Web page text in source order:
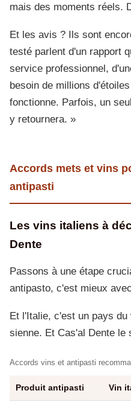
mais des moments réels.
Et les avis ? Ils sont
testé parlent d'un rapport
service professionnel,
besoin de millions
fonctionne. Parfois, un
y retournera. »
Accords mets et vins
antipasti
Les vins italiens à
Dente
Passons à une étape
antipasto, c'est mieux
Et l'Italie, c'est un pays
sienne. Et Cas'al Dente le
Accords vins et antipasti
Produit antipasti Vin